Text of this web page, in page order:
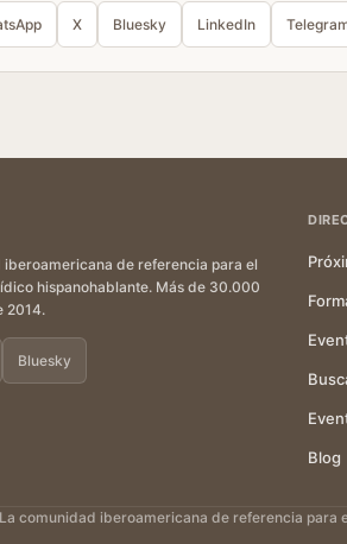
X Bluesky LinkedIn
iberoamericana de referencia para el
hispanohablante. Más de 30.000
2014.
Bluesky
Blog
comunidad iberoamericana de referencia para